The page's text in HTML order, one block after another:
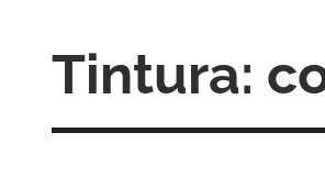
Tintura: